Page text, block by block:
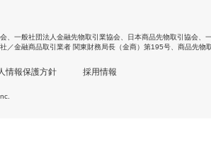
一般社団法人金融先物取引業協会 日本商品先物取引協会
／金融商品取引業者 関東財務局長（金商）第195号、商品先物
情報保護方針 採用情報